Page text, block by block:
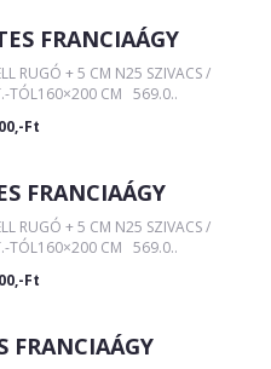
FRANCIAÁGY
RUGÓ + 5 CM N25 SZIVACS /
TÓL160×200 CM 569.0..
Ft
FRANCIAÁGY
RUGÓ + 5 CM N25 SZIVACS /
TÓL160×200 CM 569.0..
Ft
FRANCIAÁGY